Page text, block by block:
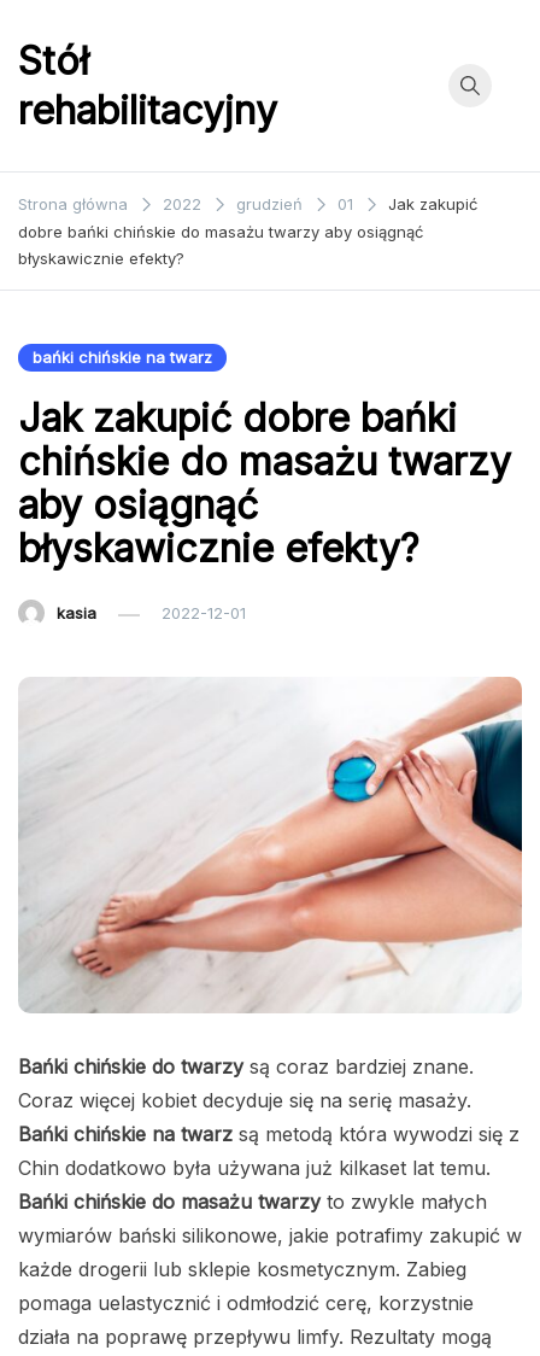
doStół
rehabilitacyjny
Strona główna 2022 grudzień 01
Jak zakupić
dobre bańki chińskie do masażu twarzy aby osiągnąć
błyskawicznie efekty?
bańki chińskie na twarz
Jak zakupić dobre bańki
chińskie do masażu twarzy
aby osiągnąć
błyskawicznie efekty?
kasia 2022-12-01
Bańki chińskie do twarzysą coraz bardziej znane.
Coraz więcej kobiet decyduje się na serię masaży.
Bańki chińskie na twarz są metodą która wywodzi się z
Chin dodatkowo była używana już kilkaset lat temu.
Bańki chińskie do masażu twarzyto zwykle małych
wymiarów bański silikonowe, jakie potrafimy zakupić w
każde drogerii lub sklepie kosmetycznym. Zabieg
pomaga uelastycznić i odmłodzić cerę, korzystnie
działa na poprawę przepływu limfy. Rezultaty mogą